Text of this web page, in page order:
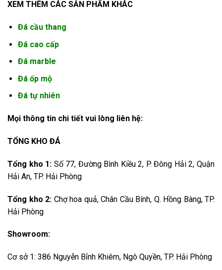
XEM THÊM CÁC SẢN PHẨM KHÁC
Đá cầu thang
Đá cao cấp
Đá marble
Đá ốp mộ
Đá tự nhiên
Mọi thông tin chi tiết vui lòng liên hệ:
TỔNG KHO ĐÁ
Tổng kho 1: Số 77, Đường Bình Kiều 2, P. Đông Hải 2, Quận
Hải An, TP. Hải Phòng
Tổng kho 2: Chợ hoa quả, Chân Cầu Bính, Q. Hồng Bàng, TP.
Hải Phòng
Showroom:
Cơ sở 1: 386 Nguyễn Bỉnh Khiêm, Ngô Quyền, TP. Hải Phòng